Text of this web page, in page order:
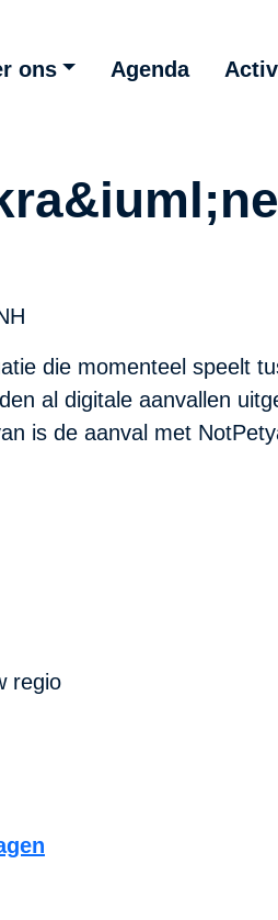
ons Agenda
die momenteel speelt
al digitale aanvallen
is de aanval met
regio